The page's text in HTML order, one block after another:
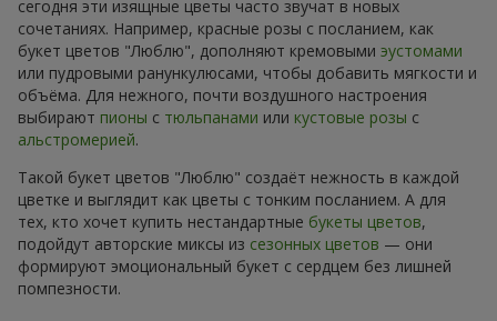
сегодня эти изящные цветы часто звучат в новых
сочетаниях. Например, красные розы с посланием, как
букет цветов "Люблю", дополняют кремовыми эустомами
или пудровыми ранункулюсами, чтобы добавить мягкости и
объёма. Для нежного, почти воздушного настроения
выбирают пионы с тюльпанами или кустовые розы с
альстромерией.
Такой букет цветов "Люблю" создаёт нежность в каждой
цветке и выглядит как цветы с тонким посланием. А для
тех, кто хочет купить нестандартные букеты цветов,
подойдут авторские миксы из сезонных цветов — они
формируют эмоциональный букет с сердцем без лишней
помпезности.